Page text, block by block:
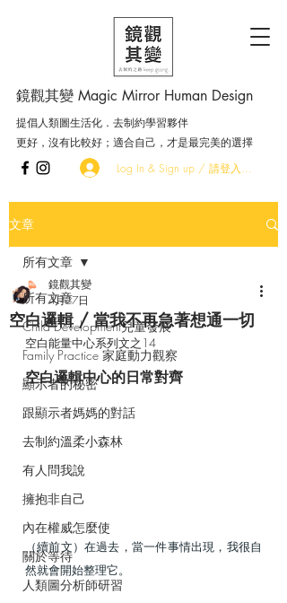
鏡觀其變 Magic Mirror Human Design
提倡人類圖生活化．去制約學習夥伴
更好，沒有比較好；適合自己，才是最完美的選擇
Log In & Sign up / 請登入．加入會員
文章
所有文章
Child Development兒童發展
Family Practice 家庭動力觀察
顯示者的秘密
跟顯示者媽媽的對話
去制約溫柔小森林
有人問我說
擁抱非自己
內在權威怎麼使
關於等待
人類圖分析師研習
所有文章
空白邏輯 / 當我不再急著想通一切
鏡觀其變
4月27日
空白能量中心系列文之14
空白邏輯中心的日常對齊
（續前文）在過去，當一件事情出現，我很自
然就會開始整理它。